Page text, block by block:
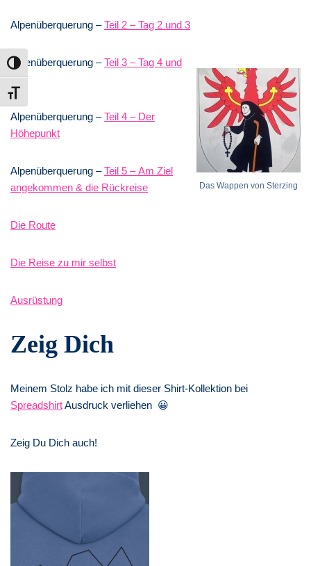
Umschalten auf hohe Kontraste
Schrift vergrößern
Alpenüberquerung –Teil 2 – Tag 2 und 3
Das Wappen von Sterzing
Alpenüberquerung –Teil 3 – Tag 4 und
5
Alpenüberquerung –Teil 4 – Der
Höhepunkt
Alpenüberquerung –Teil 5 – Am Ziel
angekommen & die Rückreise
Die Route
Die Reise zu mir selbst
Ausrüstung
Zeig Dich
Meinem Stolz habe ich mit dieser Shirt-Kollektion bei
SpreadshirtAusdruck verliehen 😀
Zeig Du Dich auch!